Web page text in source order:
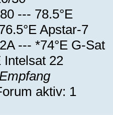
--- 78.5°E
Apstar-7
--- *74°E G-Sat
Intelsat 22
aktiv: 1